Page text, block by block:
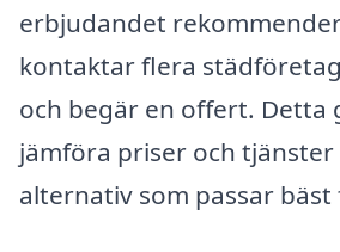
erbjudandet
kontaktar flera
och begär en offert. Detta
jämföra priser och tjänster
alternativ som passar